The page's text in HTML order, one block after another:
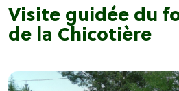
Visite guidée du
de la Chicotière